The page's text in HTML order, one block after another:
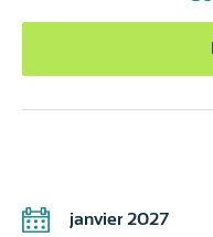
janvier 2027